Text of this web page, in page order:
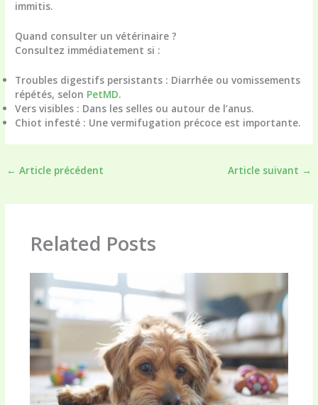
immitis.
Quand consulter un vétérinaire ?
Consultez immédiatement si :
Troubles digestifs persistants : Diarrhée ou vomissements
répétés, selon PetMD.
Vers visibles : Dans les selles ou autour de l’anus.
Chiot infesté : Une vermifugation précoce est importante.
← Article précédent Article suivant →
Related Posts